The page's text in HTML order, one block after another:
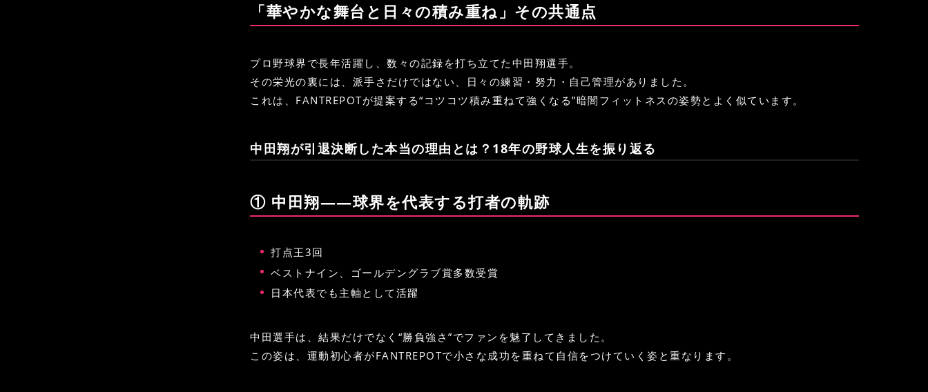
「華やかな舞台と日々の積み重ね」その共通点
プロ野球界で長年活躍し、数々の記録を打ち立てた中田翔選手。
その栄光の裏には、派手さだけではない、日々の練習・努力・自己管理がありました。
これは、FANTREPOTが提案する“コツコツ積み重ねて強くなる”暗闇フィットネスの姿勢とよく似ています。
中田翔が引退決断した本当の理由とは？18年の野球人生を振り返る
① 中田翔——球界を代表する打者の軌跡
打点王3回
ベストナイン、ゴールデングラブ賞多数受賞
日本代表でも主軸として活躍
中田選手は、結果だけでなく“勝負強さ”でファンを魅了してきました。
この姿は、運動初心者がFANTREPOTで小さな成功を重ねて自信をつけていく姿と重なります。